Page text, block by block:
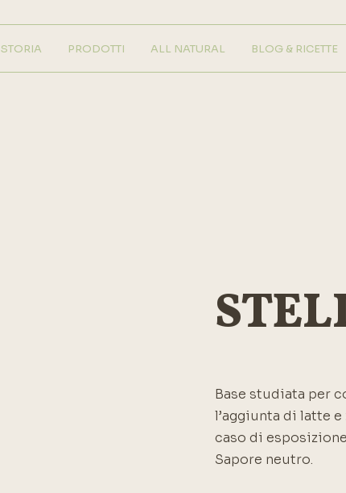
STORIA PRODOTTI ALL NATURAL BLOG & RICETTE
Base studiata per
l’aggiunta di latte
caso di
Sapore neutro.